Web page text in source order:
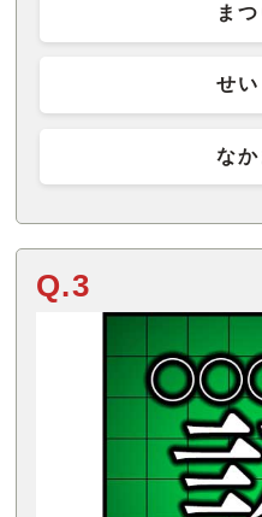
ま
せ
なか
Q.3